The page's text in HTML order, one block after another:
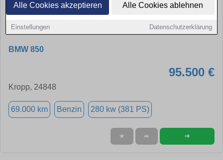
Alle Cookies akzeptieren Alle Cookies ablehnen
Einstellungen Datenschutzerklärung
BMW 850
95.500 €
Kropp, 24848
69.000 km Benzin 280 kw (381 PS)
★ ➦ ➜